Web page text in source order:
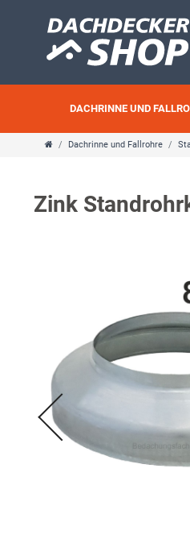
DACHRINNE UND
Dachrinne und Fallrohre
Zink